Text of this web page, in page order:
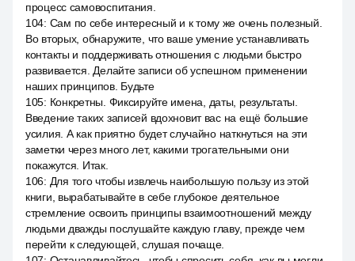
процесс самовоспитания.
104: Сам по себе интересный и к тому же очень полезный.
Во вторых, обнаружите, что ваше умение устанавливать
контакты и поддерживать отношения с людьми быстро
развивается. Делайте записи об успешном применении
наших принципов. Будьте
105: Конкретны. Фиксируйте имена, даты, результаты.
Введение таких записей вдохновит вас на ещё большие
усилия. А как приятно будет случайно наткнуться на эти
заметки через много лет, какими трогательными они
покажутся. Итак.
106: Для того чтобы извлечь наибольшую пользу из этой
книги, вырабатывайте в себе глубокое деятельное
стремление освоить принципы взаимоотношений между
людьми дважды послушайте каждую главу, прежде чем
перейти к следующей, слушая почаще.